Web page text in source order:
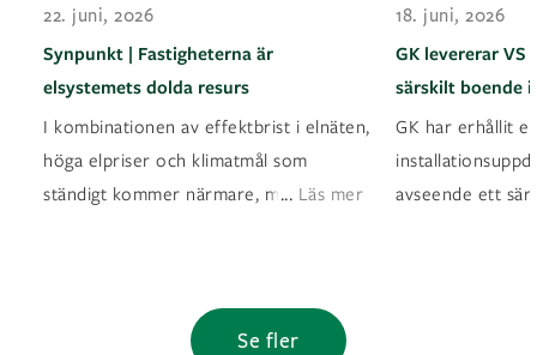
22. juni, 2026
Synpunkt | Fastigheterna är
elsystemets dolda resurs
I kombinationen av effektbrist i elnäten,
höga elpriser och klimatmål som
ständigt kommer närmare, måste v
... Läs mer
18. juni, 2026
GK levererar VS
särskilt boende
GK har erhållit
avseende ett
Se fler